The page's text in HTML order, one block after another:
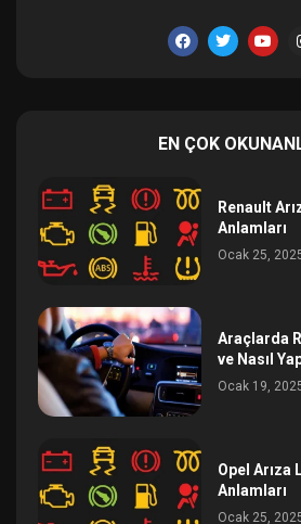
EN ÇOK
Renault
Anlamları
Ocak 25,
Araçlarda
ve Nasıl
Ocak 19,
Opel Arıza
Anlamları
Ocak 25,